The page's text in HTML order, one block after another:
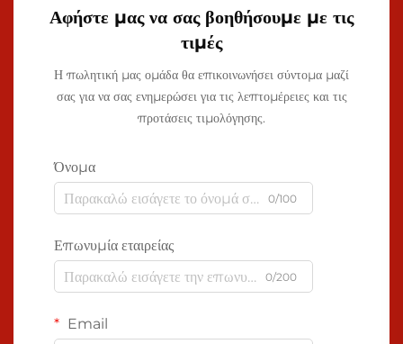
Αφήστε μας να σας βοηθήσουμε με τις
τιμές
Η πωλητική μας ομάδα θα επικοινωνήσει σύντομα μαζί
σας για να σας ενημερώσει για τις λεπτομέρειες και τις
προτάσεις τιμολόγησης.
Όνομα
0/100
Επωνυμία εταιρείας
0/200
Email